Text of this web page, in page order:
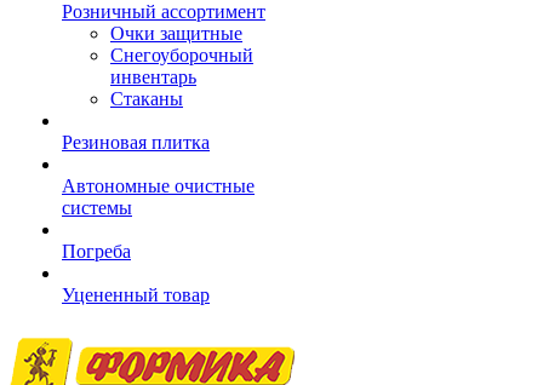
Розничный ассортимент
Очки защитные
Снегоуборочный
инвентарь
Стаканы
Резиновая плитка
Автономные очистные
системы
Погреба
Уцененный товар